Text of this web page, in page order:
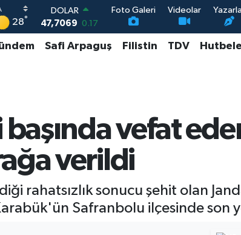
28°
DOLAR
47,7069 0.17
EURO
55,0265 0.01
13.887 64
Foto Galeri Videolar
Safi Arpaguş Filistin TDV
vefat
verildi
rahatsızlık sonucu şehit olan
Safranbolu ilçesinde son